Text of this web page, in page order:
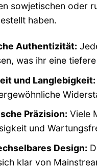
sowjetischen oder
haben.
Authentizität:
was ihr eine
und Langlebigkeit:
Präzision: Viele
und
Design:
klar von